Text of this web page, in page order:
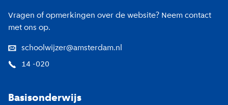
Vragen of opmerkingen over de website? Neem contact
met ons op.
schoolwijzer@amsterdam.nl
14 -020
Basisonderwijs